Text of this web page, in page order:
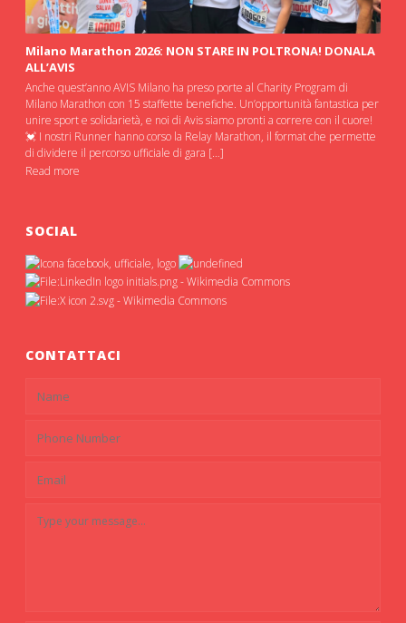
Milano Marathon 2026: NON STARE IN POLTRONA! DONALA
ALL’AVIS
Anche quest’anno AVIS Milano ha preso porte al Charity Program di
Milano Marathon con 15 staffette benefiche. Un’opportunità fantastica per
unire sport e solidarietà, e noi di Avis siamo pronti a correre con il cuore!
💓 I nostri Runner hanno corso la Relay Marathon, il format che permette
di dividere il percorso ufficiale di gara […]
Read more
SOCIAL
CONTATTACI